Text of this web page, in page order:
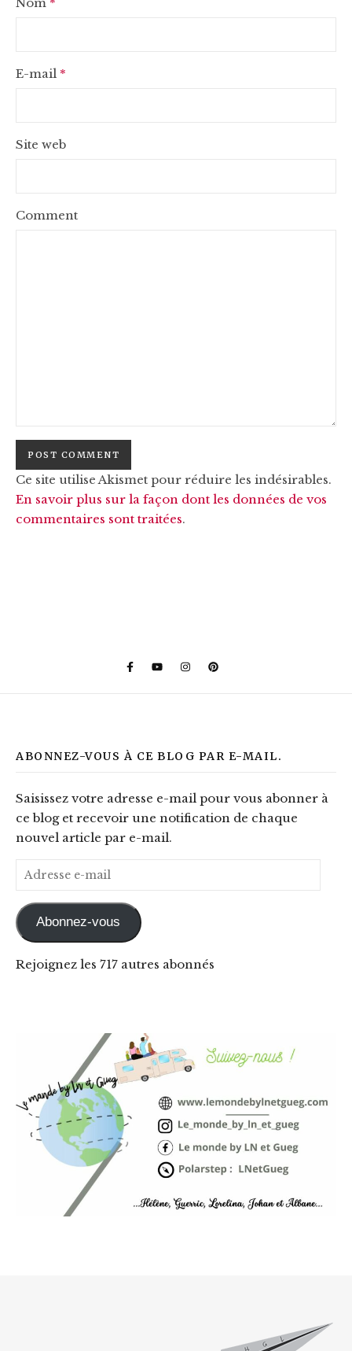
E-mail *
Site web
Comment
Ce site utilise Akismet pour réduire les indésirables.
En savoir plus sur la façon dont les données de vos
commentaires sont traitées.
ABONNEZ-VOUS À CE BLOG PAR E-MAIL.
Saisissez votre adresse e-mail pour vous abonner à
ce blog et recevoir une notification de chaque
nouvel article par e-mail.
Adresse e-mail
Abonnez-vous
Rejoignez les 717 autres abonnés